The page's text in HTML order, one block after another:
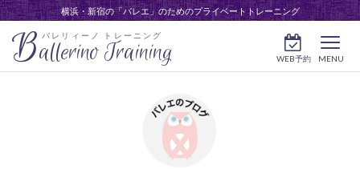
横浜・新宿の「バレエ」のためのプライベートトレーニング
バレリィーノ トレーニング
Ballerino Training MENU
WEB予約